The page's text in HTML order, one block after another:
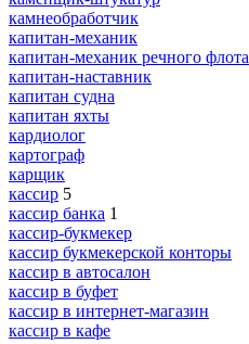
камнеобработчик
капитан-механик
капитан-механик речного флота
капитан-наставник
капитан судна
капитан яхты
кардиолог
картограф
карщик
кассир 5
кассир банка 1
кассир-букмекер
кассир букмекерской конторы
кассир в автосалон
кассир в буфет
кассир в интернет-магазин
кассир в кафе